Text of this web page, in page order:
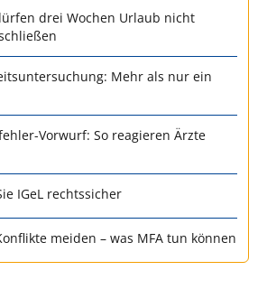
drei Wochen Urlaub nicht
Mehr als nur ein
Vorwurf: So reagieren Ärzte
IGeL rechtssicher
meiden – was MFA tun können